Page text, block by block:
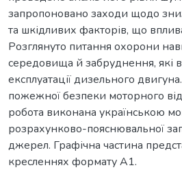
запропоновано заходи щодо
та шкідливих факторів, що
Розглянуто питання охорони
середовища й забруднення, які
експлуатації дизельного
пожежної безпеки моторного
робота виконана українською
розрахунково-пояснювальної
джерел. Графічна частина
кресленнях формату А1.